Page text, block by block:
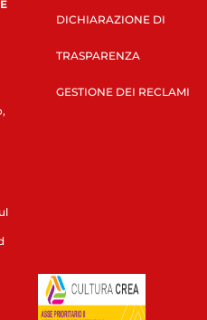
DICHIARAZIONE DI
TRASPARENZA
GESTIONE DEI RECLAMI